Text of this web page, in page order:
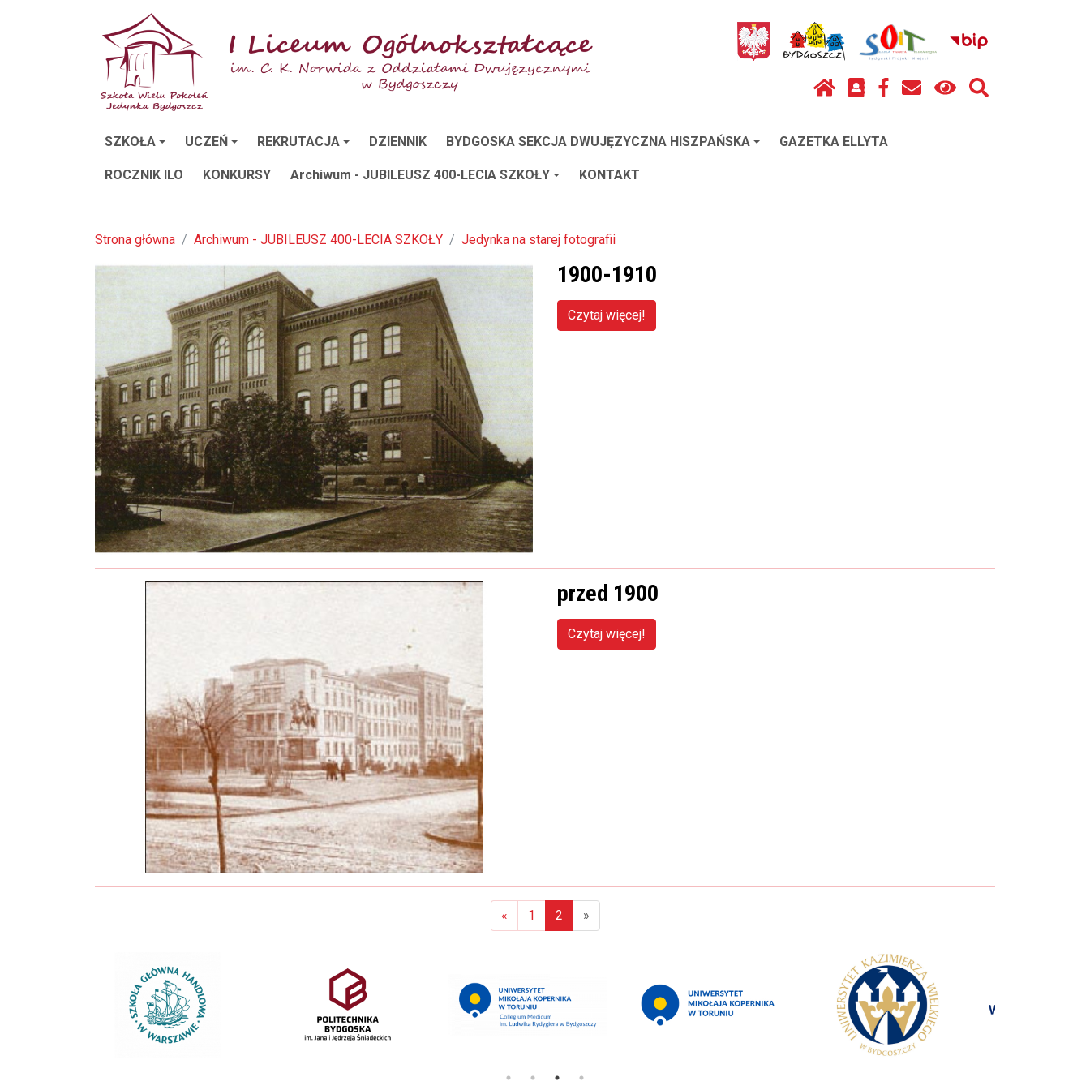
SZKOŁA UCZEŃ REKRUTACJA DZIENNIK BYDGOSKA SEKCJA DWUJĘZYCZNA HISZPAŃSKA GAZETKA ELLYTA
ROCZNIK ILO KONKURSY Archiwum - JUBILEUSZ 400-LECIA SZKOŁY KONTAKT
Strona główna Archiwum - JUBILEUSZ 400-LECIA SZKOŁY Jedynka na starej fotografii
1900-1910
Czytaj więcej!
przed 1900
Czytaj więcej!
« 1
2
»